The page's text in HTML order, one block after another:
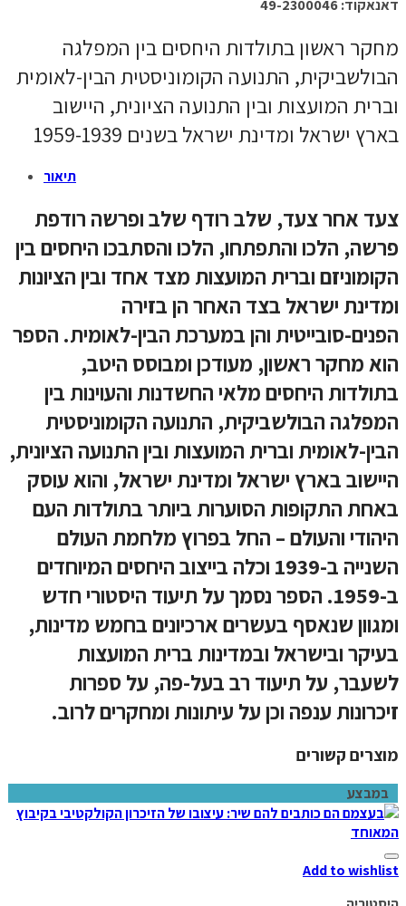
דאנאקוד: 49-2300046
מחקר ראשון בתולדות היחסים בין המפלגה
הבולשביקית, התנועה הקומוניסטית הבין-לאומית
וברית המועצות ובין התנועה הציונית, היישוב
בארץ ישראל ומדינת ישראל בשנים 1959-1939
תיאור
צעד אחר צעד, שלב רודף שלב ופרשה רודפת
פרשה, הלכו והתפתחו, הלכו והסתבכו היחסים בין
הקומוניזם וברית המועצות מצד אחד ובין הציונות
ומדינת ישראל בצד האחר הן בזירה
הפנים-סובייטית והן במערכת הבין-לאומית. הספר
הוא מחקר ראשון, מעודכן ומבוסס היטב,
בתולדות היחסים מלאי החשדנות והעוינות בין
המפלגה הבולשביקית, התנועה הקומוניסטית
הבין-לאומית וברית המועצות ובין התנועה הציונית,
היישוב בארץ ישראל ומדינת ישראל, והוא עוסק
באחת התקופות הסוערות ביותר בתולדות העם
היהודי והעולם – החל בפרוץ מלחמת העולם
השנייה ב-1939 וכלה בייצוב היחסים המיוחדים
ב-1959. הספר נסמך על תיעוד היסטורי חדש
ומגוון שנאסף בעשרים ארכיונים בחמש מדינות,
בעיקר ובישראל ובמדינות ברית המועצות
לשעבר, על תיעוד רב בעל-פה, על ספרות
זיכרונות ענפה וכן על עיתונות ומחקרים לרוב.
מוצרים קשורים
במבצע
Add to wishlist